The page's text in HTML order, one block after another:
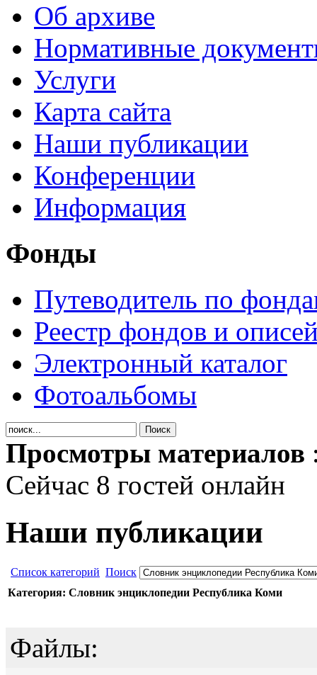
Об архиве
Нормативные
Услуги
Карта сайта
Наши публикации
Конференции
Информация
Фонды
Путеводитель по
Реестр фондов и
Электронный каталог
Фотоальбомы
Просмотры материалов
Сейчас 8 гостей онлайн
Наши публикации
Список категорий Поиск
Категория: Словник энциклопедии Республика Коми
Файлы: